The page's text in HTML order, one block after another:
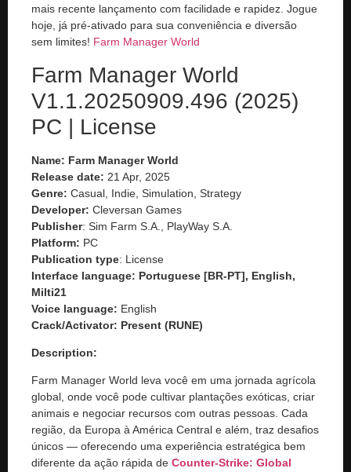
mais recente lançamento com facilidade e rapidez. Jogue
hoje, já pré-ativado para sua conveniência e diversão
sem limites! Farm Manager World
Farm Manager World
V1.1.20250909.496 (2025)
PC | License
Name: Farm Manager World
Release date: 21 Apr, 2025
Genre: Casual, Indie, Simulation, Strategy
Developer: Cleversan Games
Publisher: Sim Farm S.A., PlayWay S.A.
Platform: PC
Publication type: License
Interface language: Portuguese [BR-PT], English,
Milti21
Voice language: English
Crack/Activator: Present (RUNE)
Description:
Farm Manager World leva você em uma jornada agrícola
global, onde você pode cultivar plantações exóticas, criar
animais e negociar recursos com outras pessoas. Cada
região, da Europa à América Central e além, traz desafios
únicos — oferecendo uma experiência estratégica bem
diferente da ação rápida de Counter-Strike: Global